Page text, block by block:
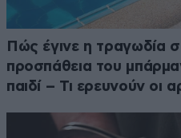
Πώς έγινε η τραγωδία
προσπάθεια του
παιδί – Τι ερευνούν οι